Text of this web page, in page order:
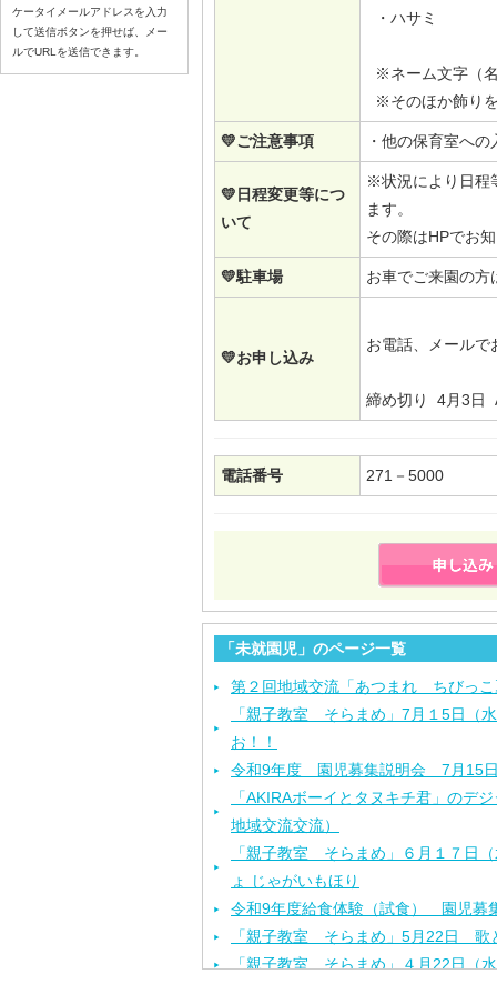
・ハサミ
※ネーム文字（
※そのほか飾り
💛ご注意事項 ・他の保育室へ
💛日程変更等につ
いて
※状況により日程
ます。
その際はHPでお
💛駐車場 お車でご来園の方
💛お申し込み
お電話、メールで
締め切り 4月3日
電話番号 271－5000
「未就園児」のページ一覧
第２回地域交流「あつまれ ちびっこ
「親子教室 そらまめ」7月１5日（
お！！
令和9年度 園児募集説明会 7月15
「AKIRAボーイとタヌキチ君」のデ
地域交流交流）
「親子教室 そらまめ」６月１７日
ょ じゃがいもほり
令和9年度給食体験（試食） 園児
「親子教室 そらまめ」5月22日 歌
「親子教室 そらまめ」４月22日（
ケータイメールアドレスを入力
して送信ボタンを押せば、メー
ルでURLを送信できます。